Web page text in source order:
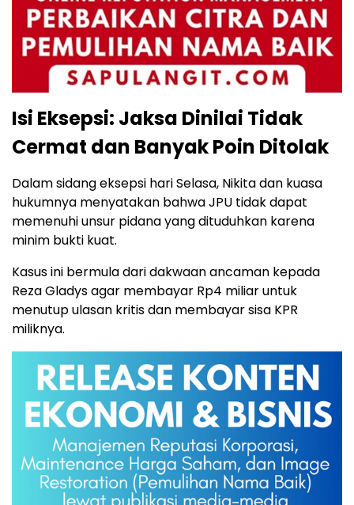
Isi Eksepsi: Jaksa Dinilai Tidak
Cermat dan Banyak Poin Ditolak
Dalam sidang eksepsi hari Selasa, Nikita dan kuasa
hukumnya menyatakan bahwa JPU tidak dapat
memenuhi unsur pidana yang dituduhkan karena
minim bukti kuat.
Kasus ini bermula dari dakwaan ancaman kepada
Reza Gladys agar membayar Rp4 miliar untuk
menutup ulasan kritis dan membayar sisa KPR
miliknya.